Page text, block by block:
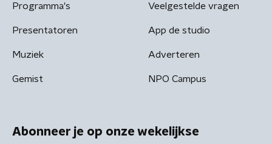
Programma's
Presentatoren
Muziek
Gemist
Veelgestelde vragen
App de studio
Adverteren
NPO Campus
Abonneer je op onze wekelijkse